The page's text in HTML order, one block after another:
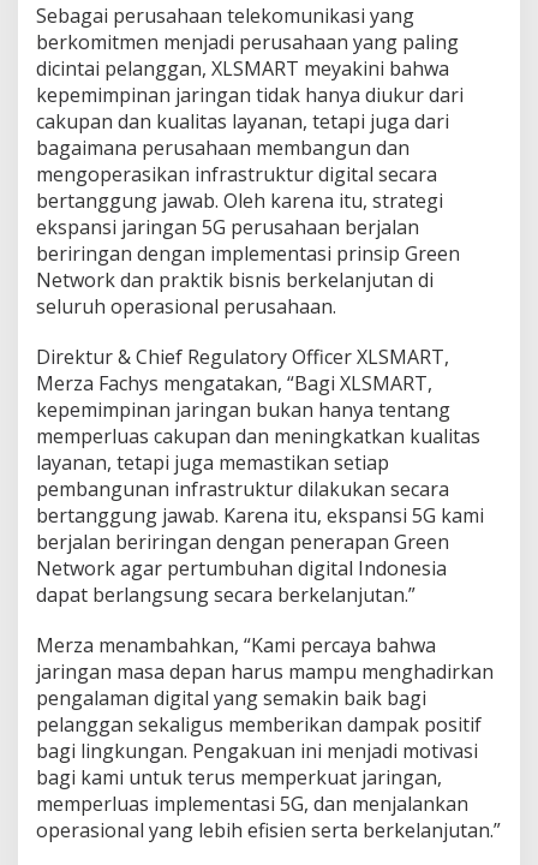
e
n
N
e
w
o
r
k
Sebagai perusahaan telekomunikasi yang
berkomitmen menjadi perusahaan yang paling
dicintai pelanggan, XLSMART meyakini bahwa
kepemimpinan jaringan tidak hanya diukur dari
cakupan dan kualitas layanan, tetapi juga dari
bagaimana perusahaan membangun dan
mengoperasikan infrastruktur digital secara
bertanggung jawab. Oleh karena itu, strategi
ekspansi jaringan 5G perusahaan berjalan
beriringan dengan implementasi prinsip Green
Network dan praktik bisnis berkelanjutan di
seluruh operasional perusahaan.
Direktur & Chief Regulatory Officer XLSMART,
Merza Fachys mengatakan, “Bagi XLSMART,
kepemimpinan jaringan bukan hanya tentang
memperluas cakupan dan meningkatkan kualitas
layanan, tetapi juga memastikan setiap
pembangunan infrastruktur dilakukan secara
bertanggung jawab. Karena itu, ekspansi 5G kami
berjalan beriringan dengan penerapan Green
Network agar pertumbuhan digital Indonesia
dapat berlangsung secara berkelanjutan.”
Merza menambahkan, “Kami percaya bahwa
jaringan masa depan harus mampu menghadirkan
pengalaman digital yang semakin baik bagi
pelanggan sekaligus memberikan dampak positif
bagi lingkungan. Pengakuan ini menjadi motivasi
bagi kami untuk terus memperkuat jaringan,
memperluas implementasi 5G, dan menjalankan
operasional yang lebih efisien serta berkelanjutan.”